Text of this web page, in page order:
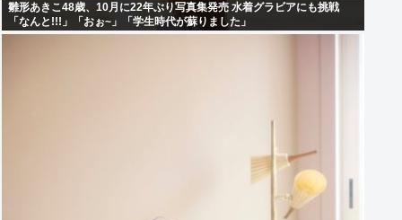
雛形あきこ48歳、10月に22年ぶり写真集発売 水着グラビアにも挑戦
「なんと!!!」「おぉ~」「学生時代が蘇りました」